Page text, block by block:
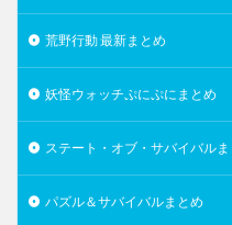
荒野行動 最新まとめ
妖怪ウォッチぷにぷにまとめ
ステート・オブ・サバイバルま
パズル＆サバイバルまとめ